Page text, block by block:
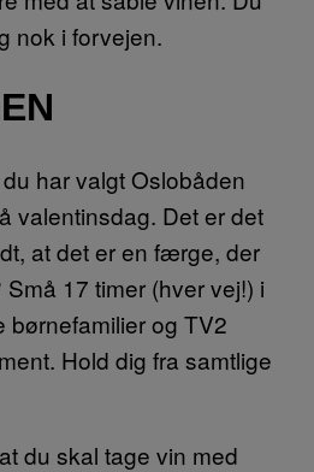
nok i forvejen.
har valgt Oslobåden
valentinsdag. Det er det
at det er en færge, der
Små 17 timer (hver vej!) i
og TV2
Hold dig fra samtlige
du skal tage vin med